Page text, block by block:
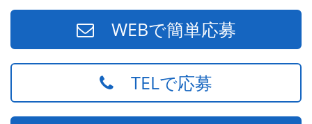
WEBで簡単応募
TELで応募